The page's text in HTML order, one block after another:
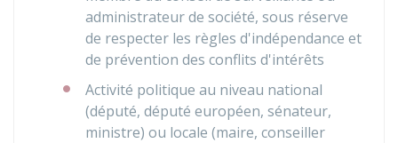
administrateur de société, sous réserve
de respecter les règles d'indépendance et
de prévention des conflits d'intérêts
Activité politique au niveau national
(député, député européen, sénateur,
ministre) ou locale (maire, conseiller